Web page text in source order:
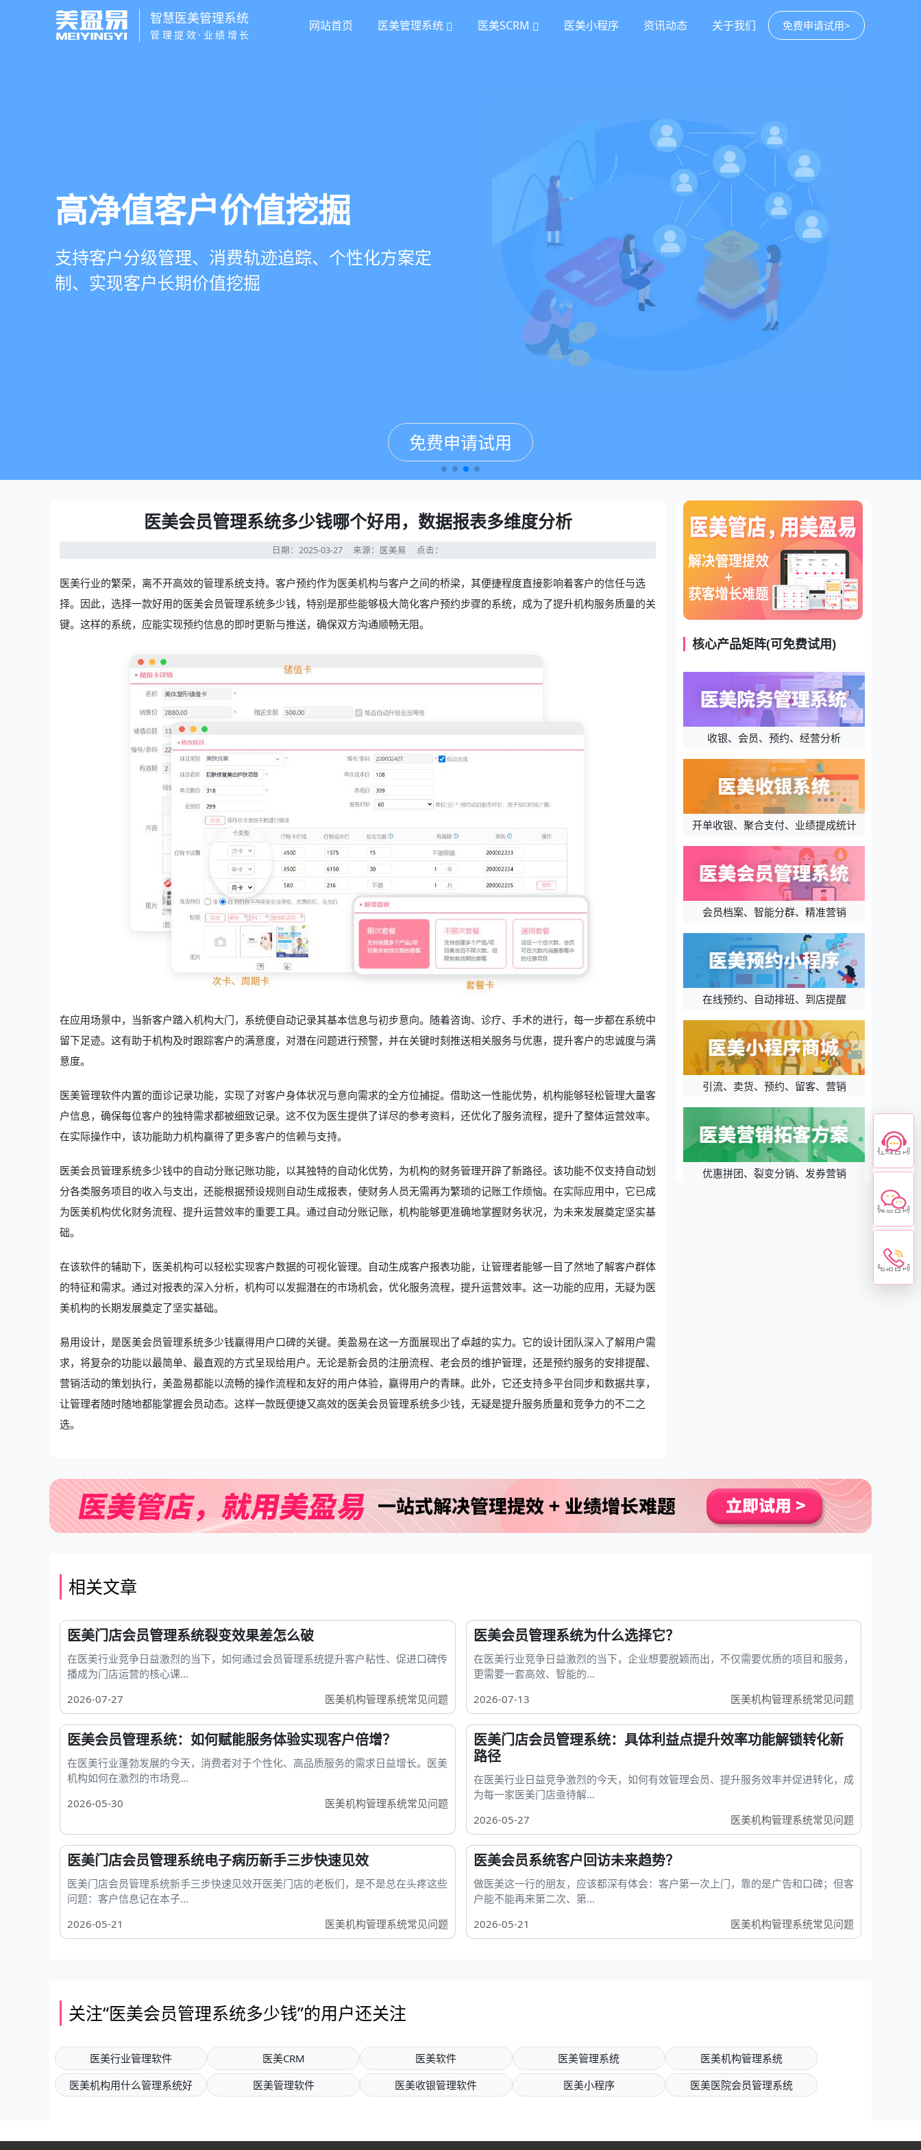
智慧医美管理系统
管理提效·业绩增长
免费申请试用>
网站首页 医美管理系统 医美SCRM 医美小程序 资讯动态 关于我们
营销与私域运营
提供小程序商城、私域scrm、项目套餐、裂变分销多
种营销工具，助力获客与转化
免费申请试用
智慧医美管理系统
一站式解决医美机构预约、咨询、手术安排、会员管
理、财务核算全流程管理
免费申请试用
医疗资源调度管理
支持电子病历、医生排班、手术室管理、智能预约分
配，科学安排医疗资源
免费申请试用
高净值客户价值挖掘
支持客户分级管理、消费轨迹追踪、个性化方案定
制、实现客户长期价值挖掘
免费申请试用
医美会员管理系统多少钱哪个好用，数据报表多维度分析
日期：2025-03-27 来源：医美易 点击：
医美行业的繁荣，离不开高效的管理系统支持。客户预约作为医美机构与客户之间的桥梁，其便捷程度直接影响着客户的信任与选
择。因此，选择一款好用的医美会员管理系统多少钱，特别是那些能够极大简化客户预约步骤的系统，成为了提升机构服务质量的关
键。这样的系统，应能实现预约信息的即时更新与推送，确保双方沟通顺畅无阻。
在应用场景中，当新客户踏入机构大门，系统便自动记录其基本信息与初步意向。随着咨询、诊疗、手术的进行，每一步都在系统中
留下足迹。这有助于机构及时跟踪客户的满意度，对潜在问题进行预警，并在关键时刻推送相关服务与优惠，提升客户的忠诚度与满
意度。
医美管理软件内置的面诊记录功能，实现了对客户身体状况与意向需求的全方位捕捉。借助这一性能优势，机构能够轻松管理大量客
户信息，确保每位客户的独特需求都被细致记录。这不仅为医生提供了详尽的参考资料，还优化了服务流程，提升了整体运营效率。
在实际操作中，该功能助力机构赢得了更多客户的信赖与支持。
医美会员管理系统多少钱中的自动分账记账功能，以其独特的自动化优势，为机构的财务管理开辟了新路径。该功能不仅支持自动划
分各类服务项目的收入与支出，还能根据预设规则自动生成报表，使财务人员无需再为繁琐的记账工作烦恼。在实际应用中，它已成
为医美机构优化财务流程、提升运营效率的重要工具。通过自动分账记账，机构能够更准确地掌握财务状况，为未来发展奠定坚实基
础。
在该软件的辅助下，医美机构可以轻松实现客户数据的可视化管理。自动生成客户报表功能，让管理者能够一目了然地了解客户群体
的特征和需求。通过对报表的深入分析，机构可以发掘潜在的市场机会，优化服务流程，提升运营效率。这一功能的应用，无疑为医
美机构的长期发展奠定了坚实基础。
易用设计，是医美会员管理系统多少钱赢得用户口碑的关键。美盈易在这一方面展现出了卓越的实力。它的设计团队深入了解用户需
求，将复杂的功能以最简单、最直观的方式呈现给用户。无论是新会员的注册流程、老会员的维护管理，还是预约服务的安排提醒、
营销活动的策划执行，美盈易都能以流畅的操作流程和友好的用户体验，赢得用户的青睐。此外，它还支持多平台同步和数据共享，
让管理者随时随地都能掌握会员动态。这样一款既便捷又高效的医美会员管理系统多少钱，无疑是提升服务质量和竞争力的不二之
选。
核心产品矩阵(可免费试用)
收银、会员、预约、经营分析
开单收银、聚合支付、业绩提成统计
会员档案、智能分群、精准营销
在线预约、自动排班、到店提醒
引流、卖货、预约、留客、营销
优惠拼团、裂变分销、发券营销
相关文章
医美门店会员管理系统裂变效果差怎么破
在医美行业竞争日益激烈的当下，如何通过会员管理系统提升客户粘性、促进口碑传
播成为门店运营的核心课...
2026-07-27
医美机构管理系统常见问题
医美会员管理系统为什么选择它？
在医美行业竞争日益激烈的当下，企业想要脱颖而出，不仅需要优质的项目和服务，
更需要一套高效、智能的...
2026-07-13
医美机构管理系统常见问题
医美会员管理系统：如何赋能服务体验实现客户倍增？
在医美行业蓬勃发展的今天，消费者对于个性化、高品质服务的需求日益增长。医美
机构如何在激烈的市场竞...
2026-05-30
医美机构管理系统常见问题
医美门店会员管理系统：具体利益点提升效率功能解锁转化新
路径
在医美行业日益竞争激烈的今天，如何有效管理会员、提升服务效率并促进转化，成
为每一家医美门店亟待解...
2026-05-27
医美机构管理系统常见问题
医美门店会员管理系统电子病历新手三步快速见效
医美门店会员管理系统新手三步快速见效开医美门店的老板们，是不是总在头疼这些
问题：客户信息记在本子...
2026-05-21
医美机构管理系统常见问题
医美会员系统客户回访未来趋势？
做医美这一行的朋友，应该都深有体会：客户第一次上门，靠的是广告和口碑；但客
户能不能再来第二次、第...
2026-05-21
医美机构管理系统常见问题
关注“医美会员管理系统多少钱”的用户还关注
医美行业管理软件 医美CRM 医美软件 医美管理系统
医美机构管理系统
医美机构用什么管理系统好
医美管理软件 医美收银管理软件 医美小程序 医美医院会员管理系统
在线咨询
微信咨询
电话咨询